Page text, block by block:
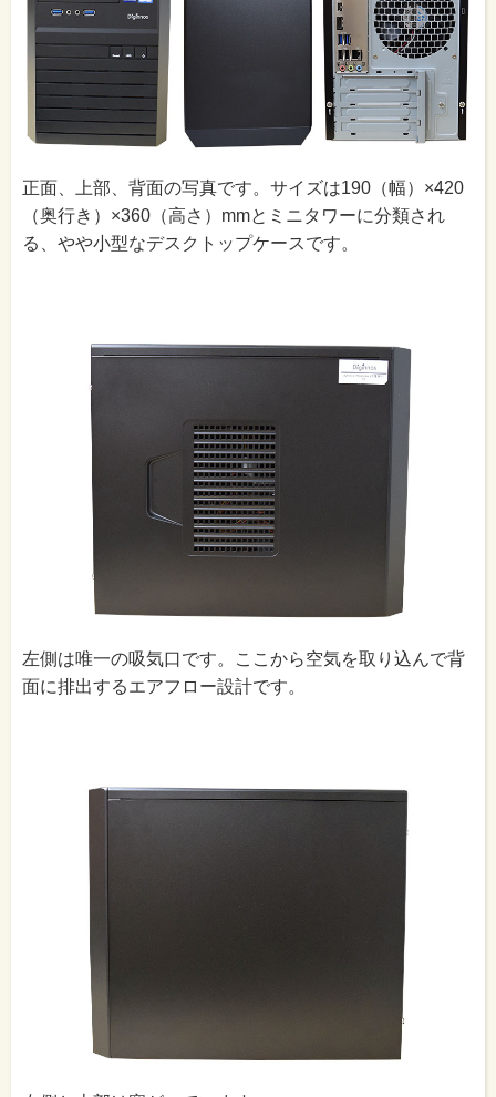
正面、上部、背面の写真です。サイズは190（幅）×420
（奥行き）×360（高さ）mmとミニタワーに分類され
る、やや小型なデスクトップケースです。
左側は唯一の吸気口です。ここから空気を取り込んで背
面に排出するエアフロー設計です。